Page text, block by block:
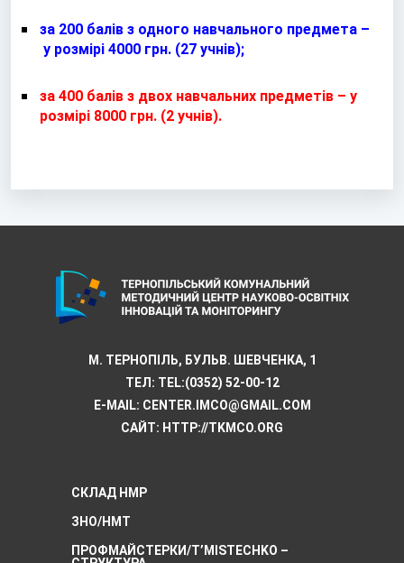
за 200 балів з одного навчального предмета –
у розмірі 4000 грн. (27 учнів);
за 400 балів з двох навчальних предметів – у
розмірі 8000 грн. (2 учнів).
М. ТЕРНОПІЛЬ, БУЛЬВ. ШЕВЧЕНКА, 1
ТЕЛ: TEL:(0352) 52-00-12
E-MAIL: CENTER.IMCO@GMAIL.COM
САЙТ: HTTP://TKMCО.ORG
СКЛАД НМР
ЗНО/НМТ
ПРОФМАЙСТЕРКИ/T’MISTECHKO –